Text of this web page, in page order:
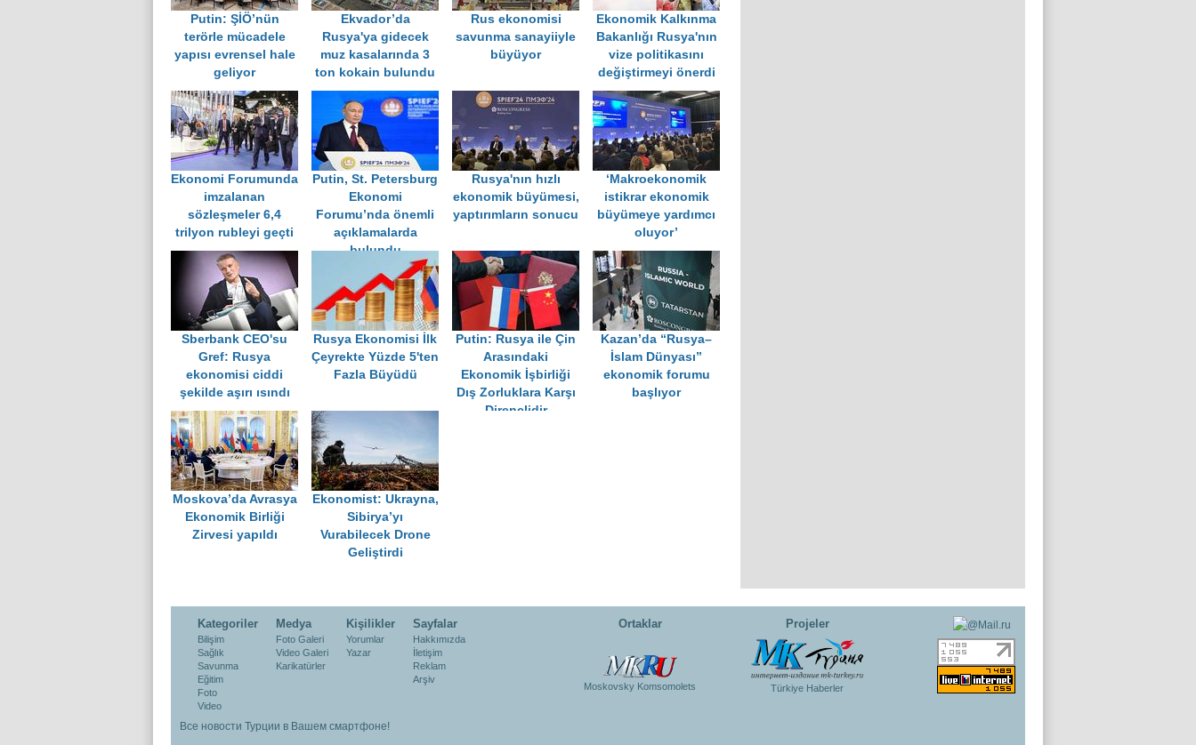
Putin: ŞİÖ’nün
terörle mücadele
yapısı evrensel hale
geliyor
Ekvador’da
Rusya'ya gidecek
muz kasalarında 3
ton kokain bulundu
Rus ekonomisi
savunma sanayiiyle
büyüyor
Ekonomik Kalkınma
Bakanlığı Rusya'nın
vize politikasını
değiştirmeyi önerdi
Ekonomi Forumunda
imzalanan
sözleşmeler 6,4
trilyon rubleyi geçti
Putin, St. Petersburg
Ekonomi
Forumu’nda önemli
açıklamalarda
bulundu
Rusya'nın hızlı
ekonomik büyümesi,
yaptırımların sonucu
‘Makroekonomik
istikrar ekonomik
büyümeye yardımcı
oluyor’
Sberbank CEO'su
Gref: Rusya
ekonomisi ciddi
şekilde aşırı ısındı
Rusya Ekonomisi İlk
Çeyrekte Yüzde 5'ten
Fazla Büyüdü
Putin: Rusya ile Çin
Arasındaki
Ekonomik İşbirliği
Dış Zorluklara Karşı
Dirençlidir
Kazan’da “Rusya–
İslam Dünyası”
ekonomik forumu
başlıyor
Moskova’da Avrasya
Ekonomik Birliği
Zirvesi yapıldı
Ekonomist: Ukrayna,
Sibirya’yı
Vurabilecek Drone
Geliştirdi
Kategoriler
Bilişim
Sağlık
Savunma
Eğitim
Foto
Video
Medya
Foto Galeri
Video Galeri
Karikatürler
Kişilikler
Yorumlar
Yazar
Sayfalar
Hakkımızda
İletişim
Reklam
Arşiv
Ortaklar
Moskovsky Komsomolets
Projeler
Türkiye Haberler
Все новости Турции в Вашем смартфоне!